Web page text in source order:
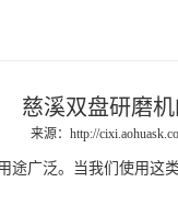
慈溪双盘研磨
来源： http://
广泛。当我们使用这